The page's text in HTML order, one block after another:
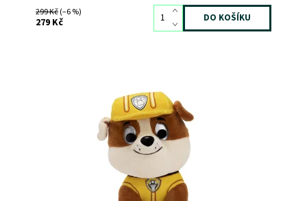
299 Kč(–6 %)
279 Kč
Plyšový kamarád Rubble z Tlapkové patroly
Skladem>3
8440
SPIN MASTER